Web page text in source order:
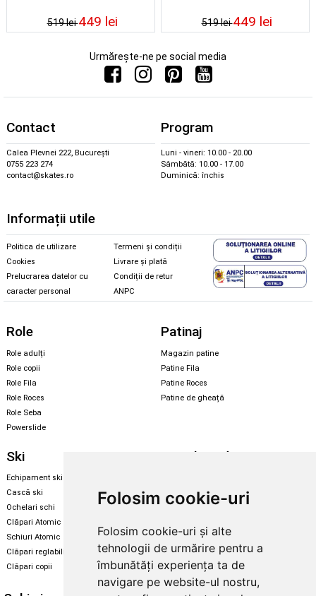
Folosim cookie-uri
Folosim cookie-uri și alte
tehnologii de urmărire pentru a
îmbunătăți experiența ta de
navigare pe website-ul nostru,
519 lei449 lei 519 lei449 lei
Urmărește-ne pe social media
Contact
Calea Plevnei 222, București
0755 223 274
contact@skates.ro
Program
Luni - vineri: 10.00 - 20.00
Sâmbătă: 10.00 - 17.00
Duminică: închis
Informații utile
Politica de utilizare
Cookies
Prelucrarea datelor cu
caracter personal
Termeni și condiții
Livrare și plată
Condiții de retur
ANPC
Role
Role adulți
Role copii
Role Fila
Role Roces
Role Seba
Powerslide
Patinaj
Magazin patine
Patine Fila
Patine Roces
Patine de gheață
Ski
Echipament ski
Cască ski
Ochelari schi
Clăpari Atomic
Schiuri Atomic
Clăpari reglabili
Clăpari copii
Snowboard
Echipament snowboard
Legături Rome SDS
Skate & longboard
Enuff Skateboards